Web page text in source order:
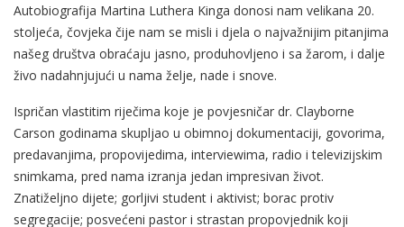
Autobiografija Martina Luthera Kinga donosi nam velikana 20.
stoljeća, čovjeka čije nam se misli i djela o najvažnijim pitanjima
našeg društva obraćaju jasno, produhovljeno i sa žarom, i dalje
živo nadahnjujući u nama želje, nade i snove.
Ispričan vlastitim riječima koje je povjesničar dr. Clayborne
Carson godinama skupljao u obimnoj dokumentaciji, govorima,
predavanjima, propovijedima, interviewima, radio i televizijskim
snimkama, pred nama izranja jedan impresivan život.
Znatiželjno dijete; gorljivi student i aktivist; borac protiv
segregacije; posvećeni pastor i strastan propovjednik koji